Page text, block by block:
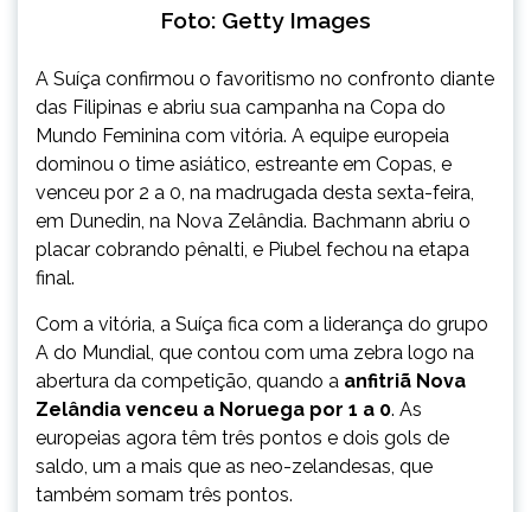
Foto: Getty Images
A Suíça confirmou o favoritismo no confronto diante
das Filipinas e abriu sua campanha na Copa do
Mundo Feminina com vitória. A equipe europeia
dominou o time asiático, estreante em Copas, e
venceu por 2 a 0, na madrugada desta sexta-feira,
em Dunedin, na Nova Zelândia. Bachmann abriu o
placar cobrando pênalti, e Piubel fechou na etapa
final.
Com a vitória, a Suíça fica com a liderança do grupo
A do Mundial, que contou com uma zebra logo na
abertura da competição, quando a anfitriã Nova
Zelândia venceu a Noruega por 1 a 0. As
europeias agora têm três pontos e dois gols de
saldo, um a mais que as neo-zelandesas, que
também somam três pontos.